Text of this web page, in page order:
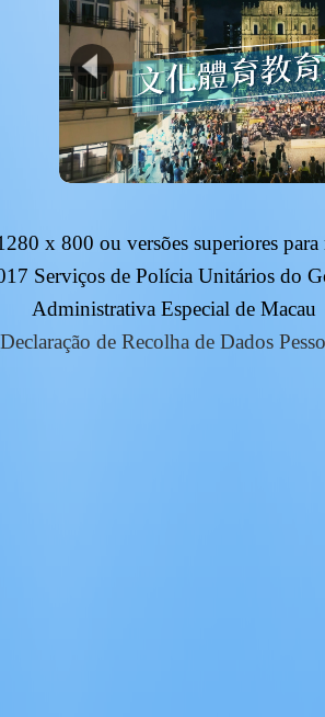
x 800 ou versões superiores
Serviços de Polícia Unitários do
Administrativa Especial de Macau
de Recolha de Dados